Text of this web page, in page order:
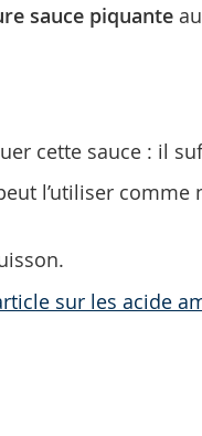
sauce piquanteau
cette sauce : il
l’utiliser comme
sur les acide